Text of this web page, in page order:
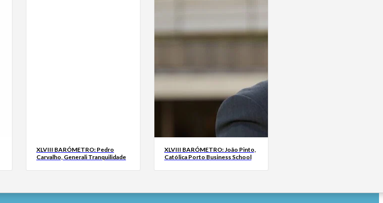
XLVIII BARÓMETRO: Pedro
Carvalho, Generali Tranquilidade
XLVIII BARÓMETRO: João Pinto,
Católica Porto Business School